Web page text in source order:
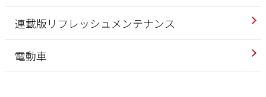
連載版リフレッシュメンテナンス
電動車